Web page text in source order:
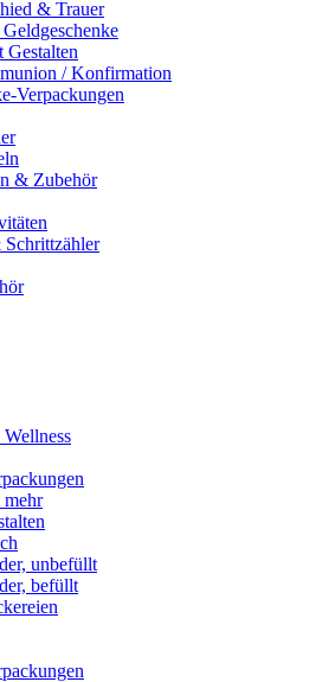
& Trauer
Gestalten
/ Konfirmation
Verpackungen
& Zubehör
Schrittzähler
unbefüllt
befüllt